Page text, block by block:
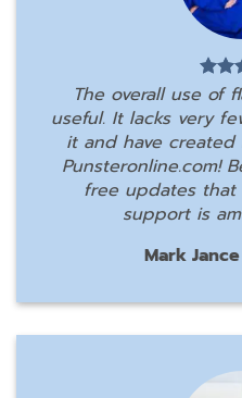
The overall use of
useful. It lacks very
it and have
Punsteronline.com!
free updates that
support is
Mark Jance